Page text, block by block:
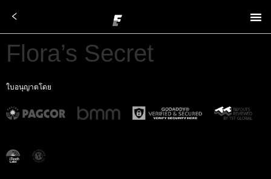
Flora’s Secret
ใบอนุญาตโดย